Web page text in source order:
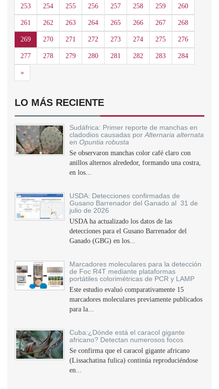
253 254 255 256 257 258 259 260
261 262 263 264 265 266 267 268
269 270 271 272 273 274 275 276
277 278 279 280 281 282 283 284
»Siguiente
LO MÁS RECIENTE
Sudáfrica: Primer reporte de manchas en
cladodios causadas por Alternaria alternata
en Opuntia robusta
Se observaron manchas color café claro con
anillos alternos alrededor, formando una costra,
en los...
USDA: Detecciones confirmadas de
Gusano Barrenador del Ganado al 31 de
julio de 2026
USDA ha actualizado los datos de las
detecciones para el Gusano Barrenador del
Ganado (GBG) en los...
Marcadores moleculares para la detección
de Foc R4T mediante plataformas
portátiles colorimétricas de PCR y LAMP
Este estudio evaluó comparativamente 15
marcadores moleculares previamente publicados
para la...
Cuba:¿Dónde está el caracol gigante
africano? Detectan numerosos focos
Se confirma que el caracol gigante africano
(Lissachatina fulica) continúa reproduciéndose
en...